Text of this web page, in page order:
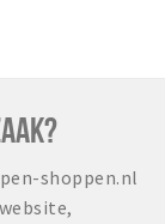
shoppen.nl